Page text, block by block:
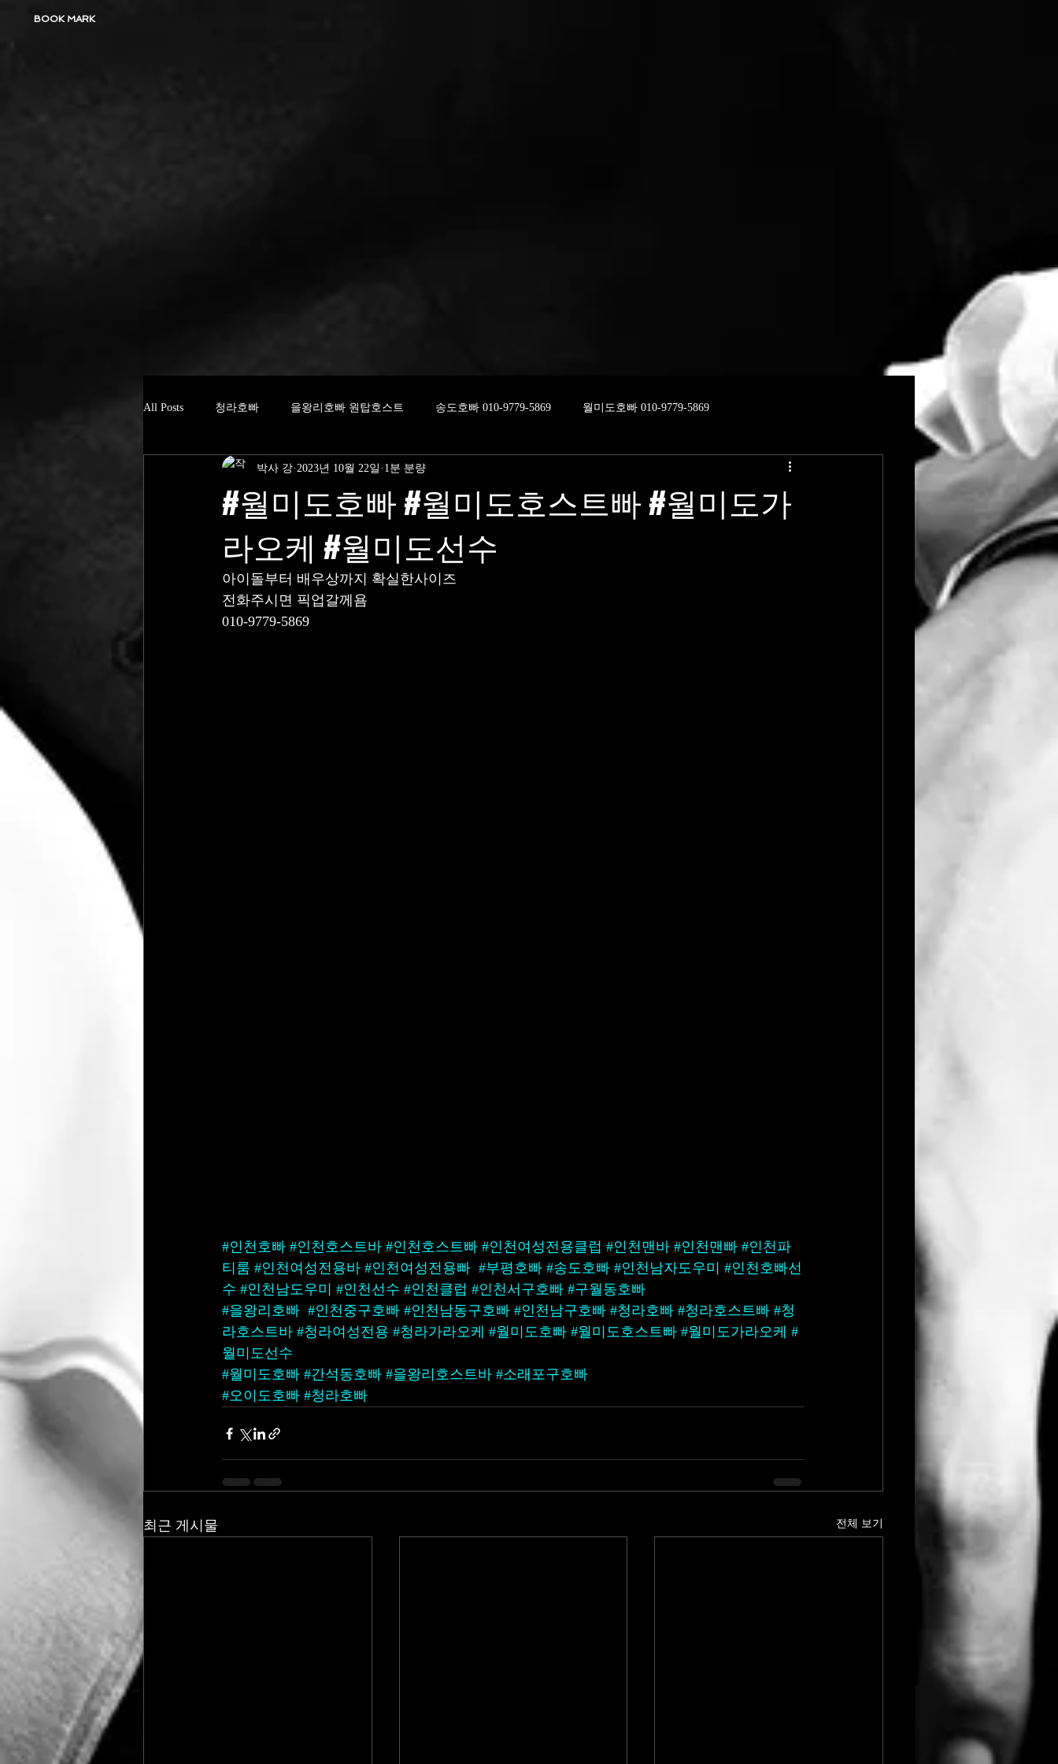
BOOK MARK
All Posts 청라호빠 을왕리호빠 원탑호스트 송도호빠 010-9779-5869 월미도호빠 010-9779-5869
#월미도호빠 #월미도호스트빠 #월미도가
라오케 #월미도선수
박사 강 2023년 10월 22일 1분 분량
아이돌부터 배우상까지 확실한사이즈
전화주시면 픽업갈께욤
010-9779-5869
#인천호빠 #인천호스트바 #인천호스트빠 #인천여성전용클럽 #인천맨바 #인천맨빠 #인천파
티룸 #인천여성전용바 #인천여성전용빠 #부평호빠 #송도호빠 #인천남자도우미
#인천호빠선
수 #인천남도우미 #인천선수 #인천클럽 #인천서구호빠 #구월동호빠
#을왕리호빠 #인천중구호빠 #인천남동구호빠 #인천남구호빠 #청라호빠 #청라호스트빠 #청
라호스트바 #청라여성전용 #청라가라오케 #월미도호빠 #월미도호스트빠 #월미도가라오케 #
월미도선수
#월미도호빠 #간석동호빠 #을왕리호스트바 #소래포구호빠
#오이도호빠 #청라호빠
최근 게시물 전체 보기